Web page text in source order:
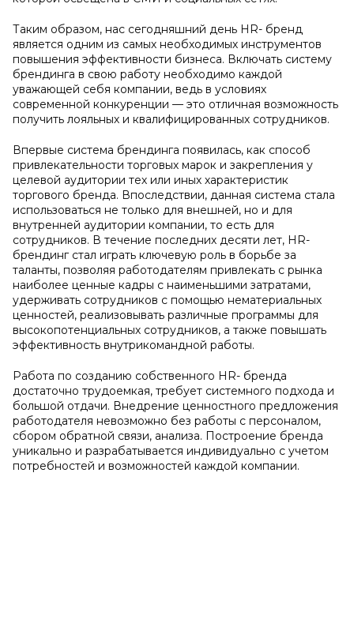
Таким образом, нас сегодняшний день HR- бренд
является одним из самых необходимых инструментов
повышения эффективности бизнеса. Включать систему
брендинга в свою работу необходимо каждой
уважающей себя компании, ведь в условиях
современной конкуренции — это отличная возможность
получить лояльных и квалифицированных сотрудников.
Впервые система брендинга появилась, как способ
привлекательности торговых марок и закрепления у
целевой аудитории тех или иных характеристик
торгового бренда. Впоследствии, данная система стала
использоваться не только для внешней, но и для
внутренней аудитории компании, то есть для
сотрудников. В течение последних десяти лет, HR-
брендинг стал играть ключевую роль в борьбе за
таланты, позволяя работодателям привлекать с рынка
наиболее ценные кадры с наименьшими затратами,
удерживать сотрудников с помощью нематериальных
ценностей, реализовывать различные программы для
высокопотенциальных сотрудников, а также повышать
эффективность внутрикомандной работы.
Работа по созданию собственного HR- бренда
достаточно трудоемкая, требует системного подхода и
большой отдачи. Внедрение ценностного предложения
работодателя невозможно без работы с персоналом,
сбором обратной связи, анализа. Построение бренда
уникально и разрабатывается индивидуально с учетом
потребностей и возможностей каждой компании.